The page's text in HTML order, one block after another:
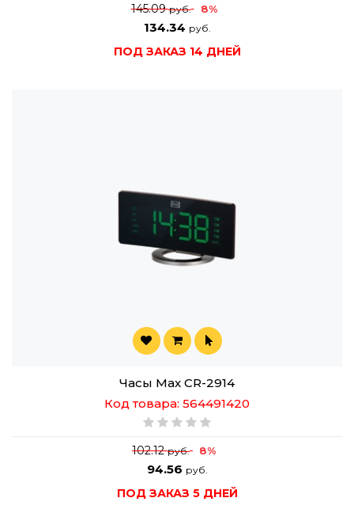
145.09руб. 8%
134.34 руб.
ПОД ЗАКАЗ 14 ДНЕЙ
Часы Max CR-2914
Код товара: 564491420
102.12руб. 8%
94.56 руб.
ПОД ЗАКАЗ 5 ДНЕЙ